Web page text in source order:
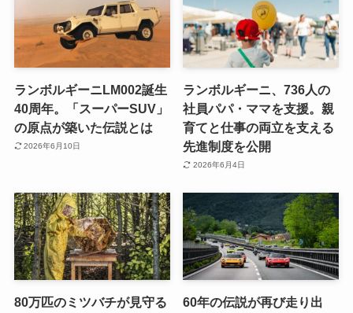
ランボルギーニLM002誕生
40周年。「スーパーSUV」
の原点が築いた伝説とは
2026年6月10日
ランボルギーニ、736人の
社員パパ・ママを支援。親
育てと仕事の両立を支える
先進制度を公開
2026年6月4日
80万匹のミツバチが見守る
60年の伝説が再び走り出